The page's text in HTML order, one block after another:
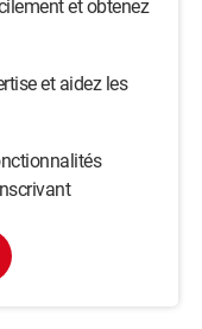
et obtenez
et aidez les